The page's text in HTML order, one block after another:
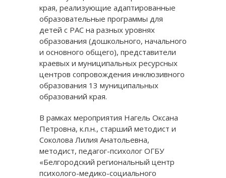
края, реализующие адаптированные
образовательные программы для
детей с РАС на разных уровнях
образования (дошкольного, начального
и основного общего), представители
краевых и муниципальных ресурсных
центров сопровождения инклюзивного
образования 13 муниципальных
образований края.
В рамках мероприятия Нагель Оксана
Петровна, к.п.н., старший методист и
Соколова Лилия Анатольевна,
методист, педагог-психолог ОГБУ
«Белгородский региональный центр
психолого-медико-социального